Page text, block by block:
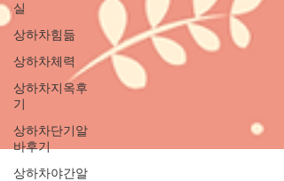
실
상하차힘듦
상하차체력
상하차지옥후
기
상하차단기알
바후기
상하차야간알